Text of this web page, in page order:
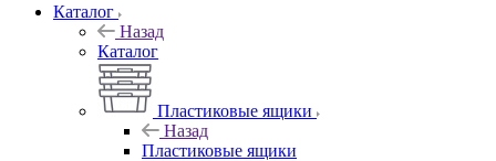
Каталог
Назад
Каталог
Пластиковые ящики
Назад
Пластиковые ящики